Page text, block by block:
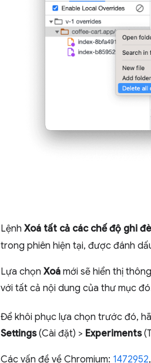
Lệnh Xoá tất cả các chế độ ghi đè
trong phiên hiện tại, được đánh
Lựa chọn Xoá mới sẽ hiển thị
với tất cả nội dung của thư mục
Để khôi phục lựa chọn trước đó,
Settings(Cài đặt) > Experiments
Các vấn đề về Chromium: 1472952,